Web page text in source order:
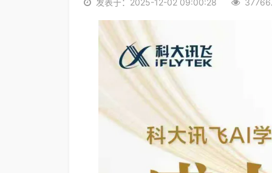
发表于：2025-12-02 09:00:28 37766